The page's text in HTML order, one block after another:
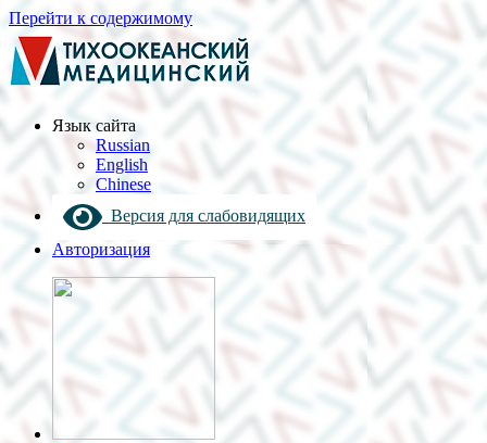
Перейти к содержимому
Язык cайта
Russian
English
Chinese
Версия для слабовидящих
Авторизация